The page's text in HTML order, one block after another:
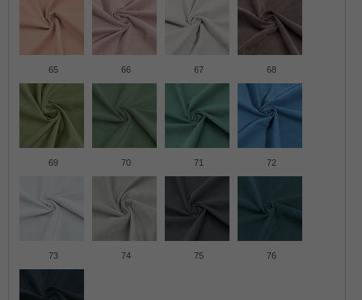
65 66 67 68
69 70 71 72
73 74 75 76